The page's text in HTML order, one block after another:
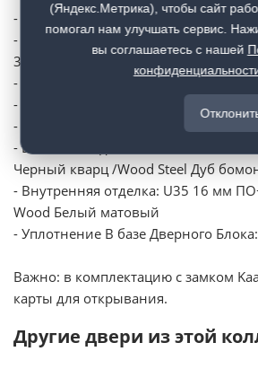
- Стальное полотно и короб
- Хромированные усиленные
3 шт. (с петлевой стороны).
- Итальянские петли Combi
- Kaadas9 + S2019(черная)
- Глазок
- Внешняя отделка: MARELL W 10 мм
Черный кварц /Wood Steel Дуб
- Внутренняя отделка: U35 16 мм
Wood Белый матовый
- Уплотнение В базе Дверного
Важно: в комплектацию с замком
карты для открывания.
Другие двери из этой
(Яндекс.Метрика), чтобы сайт
помогал нам улучшать сервис.
вы соглашаетесь с нашей